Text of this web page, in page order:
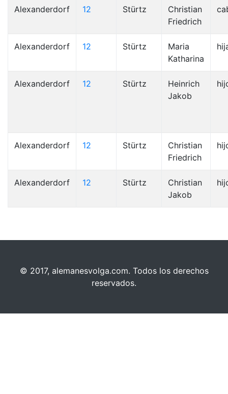
Alexanderdorf 12 Stürtz
Christian
Friedrich
Alexanderdorf 12 Stürtz
Maria
Katharina
Alexanderdorf 12 Stürtz
Heinrich
Jakob
Alexanderdorf 12 Stürtz
Christian
Friedrich
Alexanderdorf 12 Stürtz
Christian
Jakob
© 2017, alemanesvolga.com. Todos los derechos
reservados.